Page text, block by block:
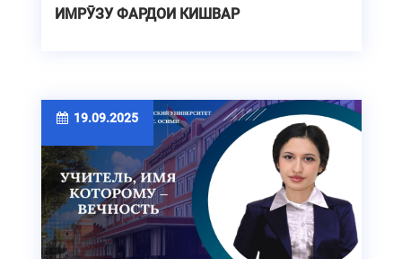
ИМРӮЗУ ФАРДОИ КИШВАР
19.09.2025